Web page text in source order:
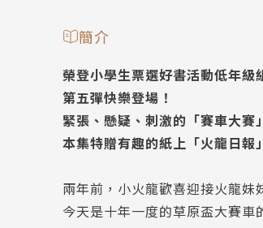
簡介
榮登小學生票選好書活動低年
第五彈快樂登場！
緊張、懸疑、刺激的「賽車大賽
本集特贈有趣的紙上「火龍日報
兩年前，小火龍歡喜迎接火龍妹
今天是十年一度的草原盃大賽車